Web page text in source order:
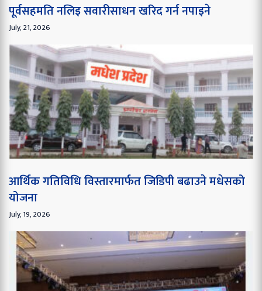
पूर्वसहमति नलिइ सवारीसाधन खरिद गर्न नपाइने
July, 21, 2026
आर्थिक गतिविधि विस्तारमार्फत जिडिपी बढाउने मधेसको
योजना
July, 19, 2026